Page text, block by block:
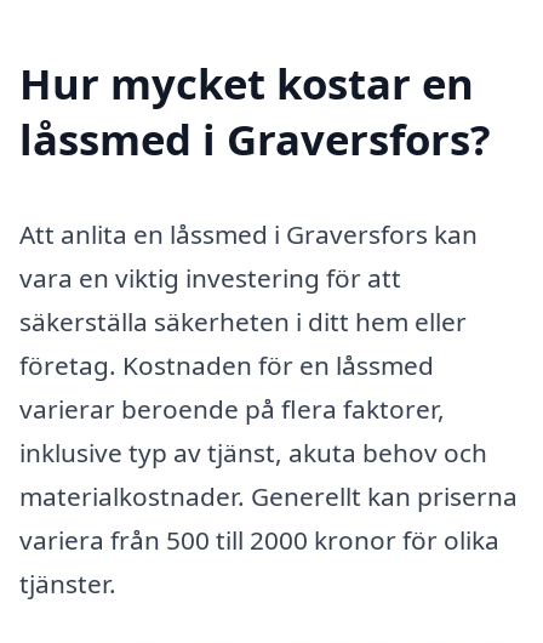
Hur mycket kostar en
låssmed i Graversfors?
Att anlita en låssmed i Graversfors kan
vara en viktig investering för att
säkerställa säkerheten i ditt hem eller
företag. Kostnaden för en låssmed
varierar beroende på flera faktorer,
inklusive typ av tjänst, akuta behov och
materialkostnader. Generellt kan priserna
variera från 500 till 2000 kronor för olika
tjänster.